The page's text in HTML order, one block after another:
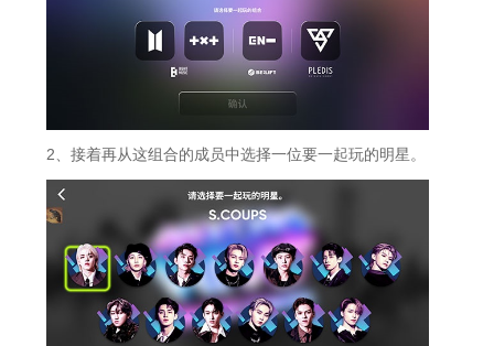
2、接着再从这组合的成员中选择一位要一起玩的明星。